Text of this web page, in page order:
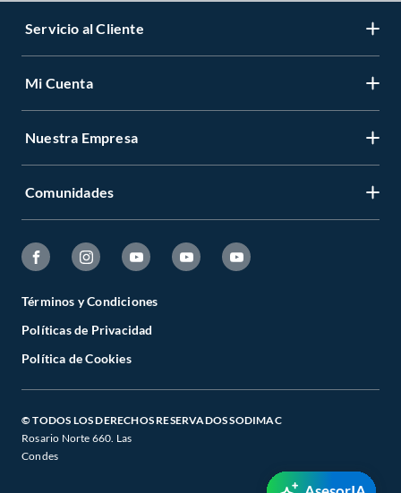
Servicio al Cliente
Mi Cuenta
Nuestra Empresa
Comunidades
Términos y Condiciones
Políticas de Privacidad
Política de Cookies
© TODOS LOS DERECHOS RESERVADOS SODIMAC
Rosario Norte 660. Las
Condes